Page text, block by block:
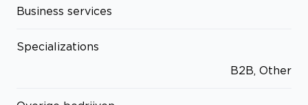
Business services
Specializations
B2B, Other